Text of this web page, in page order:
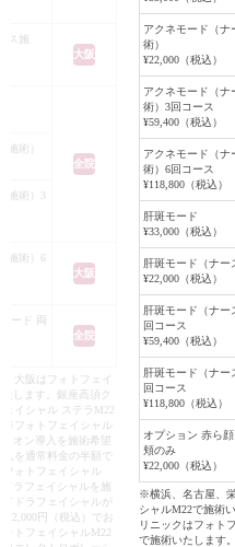
く出来ない」に越
すが、「出ちゃう
ス施
大阪
全院
施術）
施術）3
施術）6
大阪
ード 両
全院
大阪はフォトフェイ
します。銀座高須ク
イシャル ステラM22
※フォトフェイシャル
オン導入を施術希望
を通常料金の半額で
ォトフェイシャル
ラフェイシャルを施
ドラフェイシャルが
22,000円（税込）でお
トフェイシャルM22
アクネモード（ナ
術）
¥22,000（税込）
アクネモード（ナ
術）3回コース
¥59,400（税込）
アクネモード（ナ
術）6回コース
¥118,800（税込）
肝斑モード
¥33,000（税込）
肝斑モード（ナー
¥22,000（税込）
肝斑モード（ナー
回コース
¥59,400（税込）
肝斑モード（ナー
回コース
¥118,800（税込）
オプション 赤ら
頬のみ
¥22,000（税込）
※横浜、名古屋、
シャルM22で施術
リニックはフォト
で施術いたします